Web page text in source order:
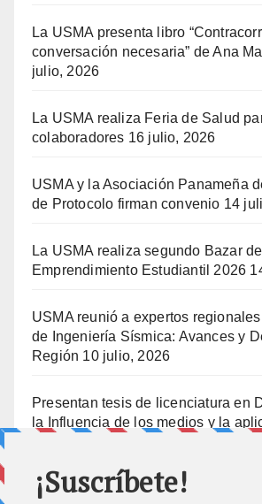
La USMA presenta libro
conversación necesaria” de Ana
julio, 2026
La USMA realiza Feria de Salud
colaboradores 16 julio, 2026
USMA y la Asociación Panameña
de Protocolo firman convenio 14
La USMA realiza segundo Bazar de
Emprendimiento Estudiantil 2026
USMA reunió a expertos
de Ingeniería Sísmica: Avances y
Región 10 julio, 2026
Presentan tesis de licenciatura en
la Influencia de los medios y la